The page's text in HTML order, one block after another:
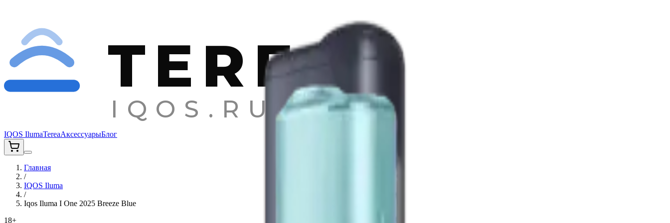
TEREA
IQOS.RU
IQOS IlumaTereaАксессуарыБлог
Главная
/
IQOS Iluma
/
Iqos Iluma I One 2025 Breeze Blue
18+